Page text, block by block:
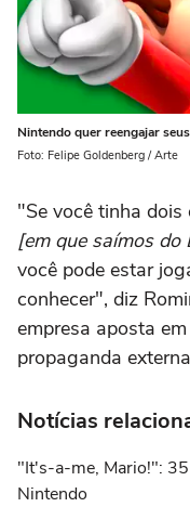
Nintendo quer reengajar
Foto: Felipe Goldenberg / Arte
"Se você tinha dois
[em que saímos do
você pode estar
conhecer", diz
empresa aposta
propaganda
Notícias
"It's-a-me, Mario!":
Nintendo